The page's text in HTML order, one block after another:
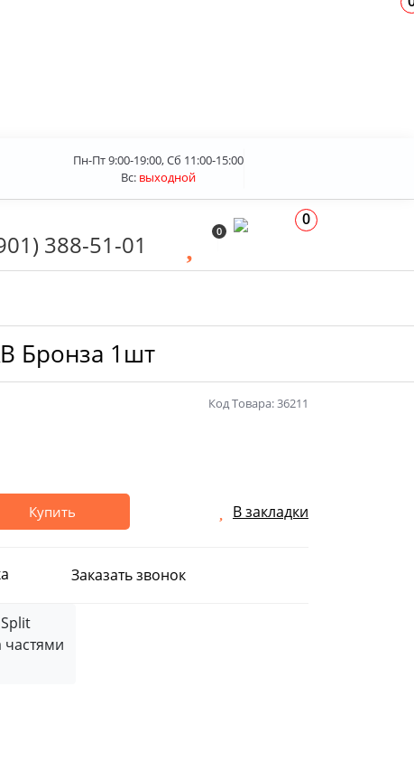
Пн-Пт 9:00-19:00, Сб 11:00-15:00
Вс: выходной
388-51-01 0
0
Бронза 1шт
Код Товара: 36211
Купить В закладки
Заказать звонок
частями